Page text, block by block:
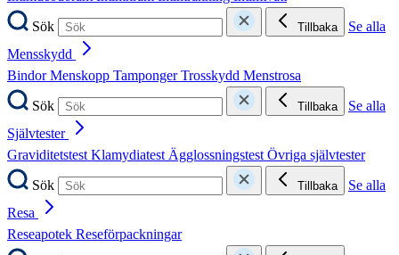
Sök
Tillbaka
Se alla
Mensskydd
BindorMenskopp TampongerTrosskydd Menstrosa
Sök
Tillbaka
Se alla
Självtester
GraviditetstestKlamydiatestÄgglossningstestÖvriga självtester
Sök
Tillbaka
Se alla
Resa
Reseapotek Reseförpackningar